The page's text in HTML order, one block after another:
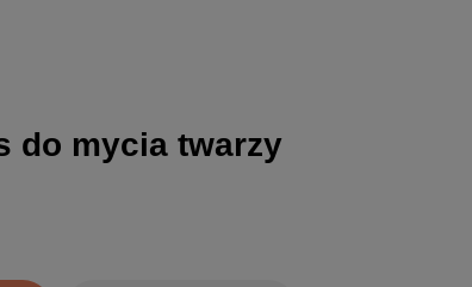
do mycia twarzy